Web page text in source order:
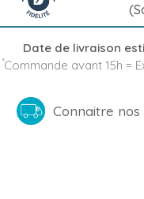
Date de livraison
*Commande avant 15h =
Connaitre